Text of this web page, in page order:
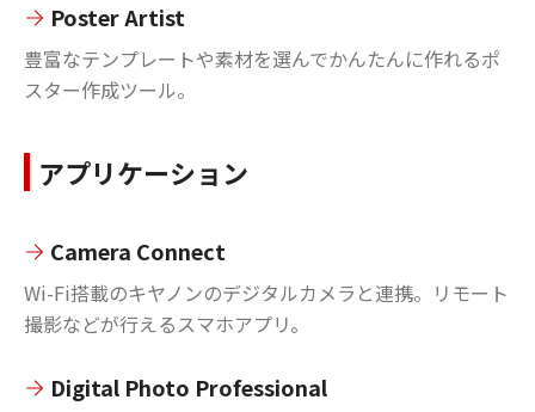
Poster Artist
豊富なテンプレートや素材を選んでかんたんに作れるポ
スター作成ツール。
アプリケーション
Camera Connect
Wi-Fi搭載のキヤノンのデジタルカメラと連携。リモート
撮影などが行えるスマホアプリ。
Digital Photo Professional